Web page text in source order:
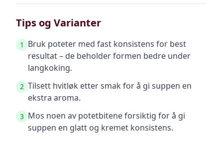
Tips og Varianter
1
Bruk poteter med fast konsistens for best
resultat – de beholder formen bedre under
langkoking.
2 Tilsett hvitløk etter smak for å gi suppen en
ekstra aroma.
3 Mos noen av potetbitene forsiktig for å gi
suppen en glatt og kremet konsistens.